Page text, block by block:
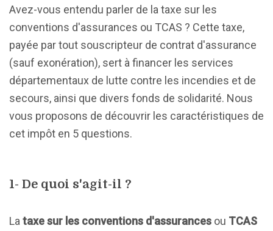
Avez-vous entendu parler de la taxe sur les
conventions d'assurances ou TCAS ? Cette taxe,
payée par tout souscripteur de contrat d'assurance
(sauf exonération), sert à financer les services
départementaux de lutte contre les incendies et de
secours, ainsi que divers fonds de solidarité. Nous
vous proposons de découvrir les caractéristiques de
cet impôt en 5 questions.
1- De quoi s'agit-il ?
La taxe sur les conventions d'assurances ou TCAS